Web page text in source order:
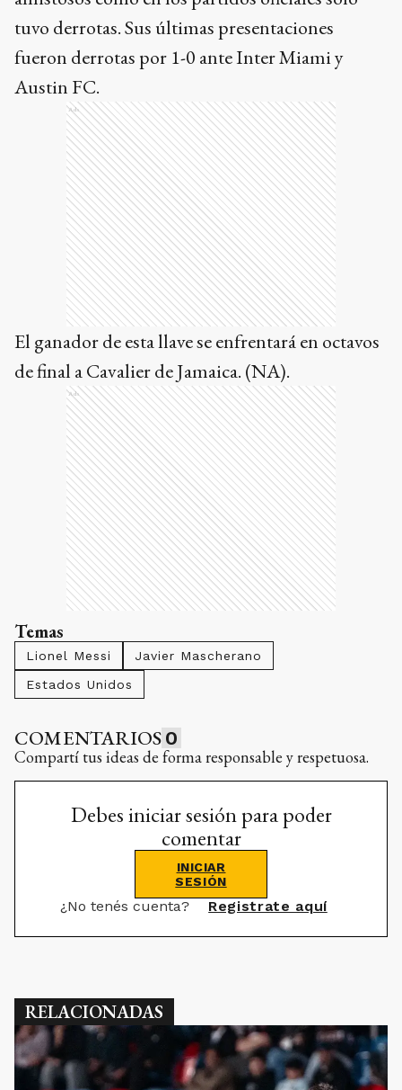
tuvo derrotas. Sus últimas presentaciones
fueron derrotas por 1-0 ante Inter Miami y
Austin FC.
Ads
El ganador de esta llave se enfrentará en octavos
de final a Cavalier de Jamaica. (NA).
Ads
Temas
Lionel Messi
Javier Mascherano
Estados Unidos
COMENTARIOS 0
Compartí tus ideas de forma responsable y respetuosa.
Debes iniciar sesión para poder
comentar
INICIAR
SESIÓN
¿No tenés cuenta? Registrate aquí
RELACIONADAS